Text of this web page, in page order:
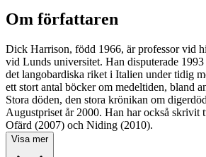
Om författaren
Dick Harrison, född 1966, är professor vid
vid Lunds universitet. Han disputerade
det langobardiska riket i Italien under tidig
ett stort antal böcker om medeltiden, bland
Stora döden, den stora krönikan om
Augustpriset år 2000. Han har också skrivit
Ofärd (2007) och Niding (2010).
Visa mer